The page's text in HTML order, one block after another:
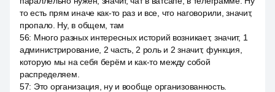
то есть прям иначе как-то раз и все, что наговорили, значит,
пропало. Ну, в общем, там
56: Много разных интересных историй возникает, значит, 1
администрирование, 2 часть, 2 роль и 2 значит, функция,
которую мы на себя берём и как-то между собой
распределяем.
57: Это организация, ну и вообще организованность.